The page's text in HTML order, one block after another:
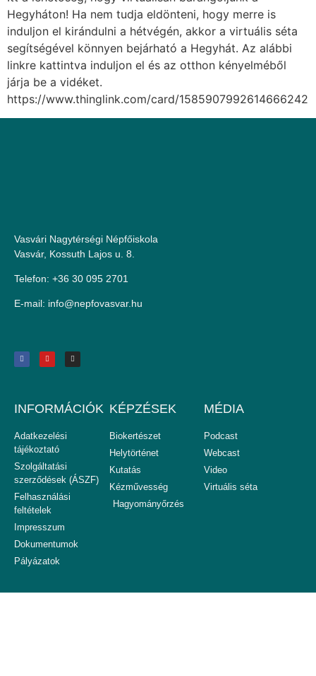
Hegyháton! Ha nem tudja eldönteni, hogy merre is
induljon el kirándulni a hétvégén, akkor a virtuális séta
segítségével könnyen bejárható a Hegyhát. Az alábbi
linkre kattintva induljon el és az otthon kényelméből
járja be a vidéket.
https://www.thinglink.com/card/1585907992614666242
Vasvári Nagytérségi Népfőiskola
Vasvár, Kossuth Lajos u. 8.
Telefon: +36 30 095 2701
E-mail: uh.ravsavofpen@ofni
INFORMÁCIÓK
Adatkezelési
tájékoztató
Szolgáltatási
szerződések (ÁSZF)
Felhasználási
feltételek
Impresszum
Dokumentumok
Pályázatok
KÉPZÉSEK
Biokertészet
Helytörténet
Kutatás
Kézművesség
Hagyományőrzés
MÉDIA
Podcast
Webcast
Video
Virtuális séta